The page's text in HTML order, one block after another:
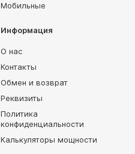
Мобильные
Информация
О нас
Контакты
Обмен и возврат
Реквизиты
Политика
конфиденциальности
Калькуляторы мощности